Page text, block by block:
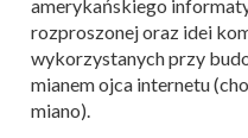
amerykańskiego
rozproszonej oraz idei
wykorzystanych przy
mianem ojca internetu
miano).